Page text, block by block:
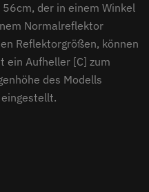
der in einem Winkel
Normalreflektor
Reflektorgrößen, können
ein Aufheller [C] zum
des Modells